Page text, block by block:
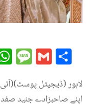
لاہور (ڈیجیٹل
اپنے صاحبزادے جنید